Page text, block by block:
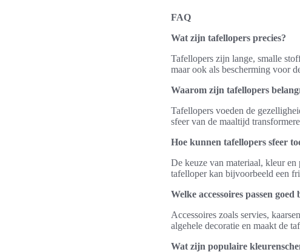
FAQ
Wat zijn tafellopers precies?
Tafellopers zijn lange, smalle
maar ook als bescherming voor
Waarom zijn tafellopers
Tafellopers voeden de
sfeer van de maaltijd
Hoe kunnen tafellopers sfeer
De keuze van materiaal, kleur
tafelloper kan bijvoorbeeld een
Welke accessoires passen
Accessoires zoals servies,
algehele decoratie en maakt de
Wat zijn populaire